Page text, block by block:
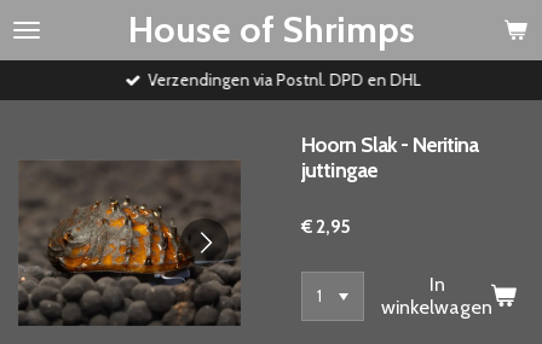
Ga
House of Shrimps
Verzendingen via Postnl. DPD en DHL
Hoorn Slak - Neritina
juttingae
€ 2,95
In
winkelwagen